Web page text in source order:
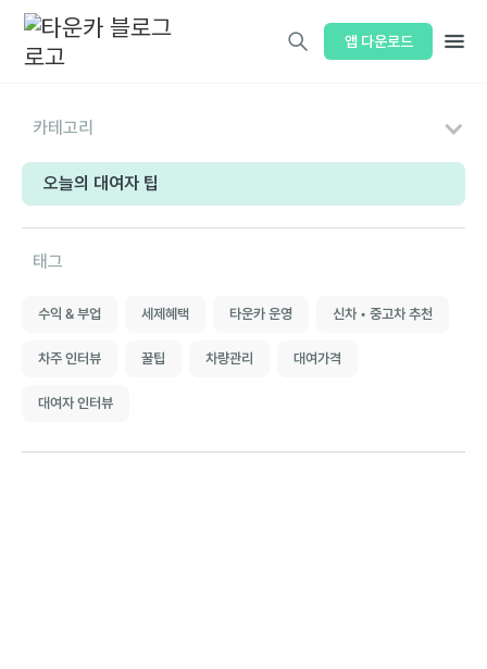
앱 다운로드
카테고리
오늘의 대여자 팁
태그
수익 & 부업 세제혜택 타운카 운영 신차 • 중고차 추천
차주 인터뷰 꿀팁 차량관리 대여가격
대여자 인터뷰